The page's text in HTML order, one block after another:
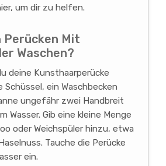
um dir zu helfen.
Perücken Mit
Waschen?
deine Kunsthaarperücke
Schüssel, ein Waschbecken
ungefähr zwei Handbreit
Wasser. Gib eine kleine Menge
oder Weichspüler hinzu, etwa
Tauche die Perücke
ein.